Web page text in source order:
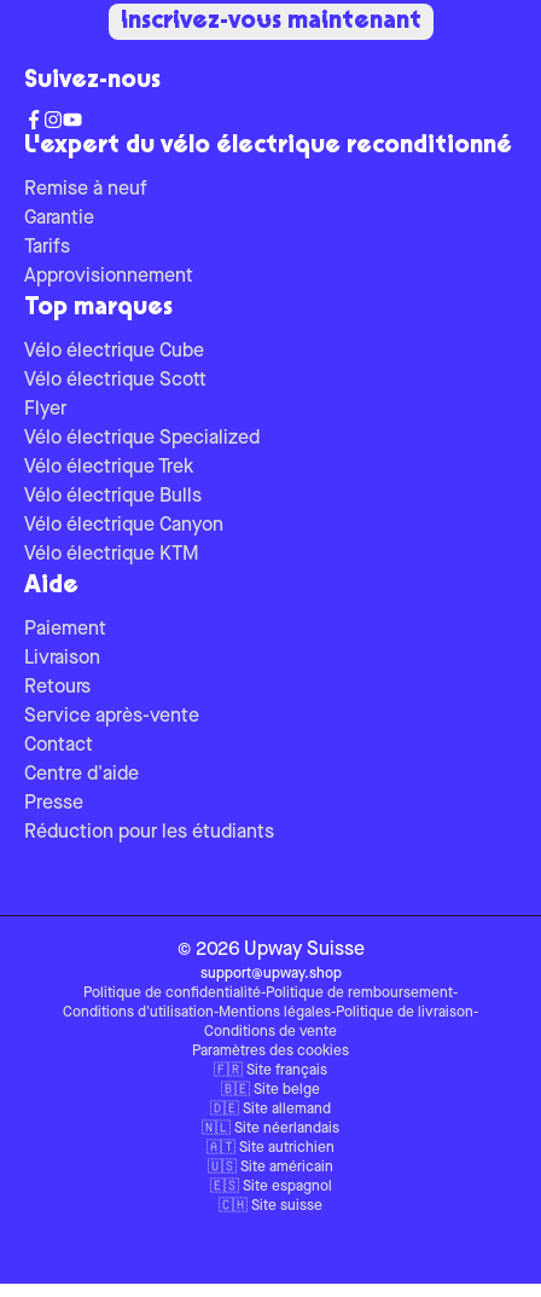
L'expert du vélo électrique reconditionné
Remise à neuf
Garantie
Tarifs
Approvisionnement
Top marques
Vélo électrique Cube
Vélo électrique Scott
Flyer
Vélo électrique Specialized
Vélo électrique Trek
Vélo électrique Bulls
Vélo électrique Canyon
Vélo électrique KTM
Aide
Paiement
Livraison
Retours
Service après-vente
Contact
Centre d'aide
Presse
Réduction pour les étudiants
Inscrivez-vous maintenant
Suivez-nous
© 2026 Upway Suisse
support@upway.shop
Politique de confidentialité-Politique de remboursement-
Conditions d'utilisation-Mentions légales-Politique de livraison-
Conditions de vente
Paramètres des cookies
🇫🇷 Site français
🇧🇪 Site belge
🇩🇪 Site allemand
🇳🇱 Site néerlandais
🇦🇹 Site autrichien
🇺🇸 Site américain
🇪🇸 Site espagnol
🇨🇭 Site suisse